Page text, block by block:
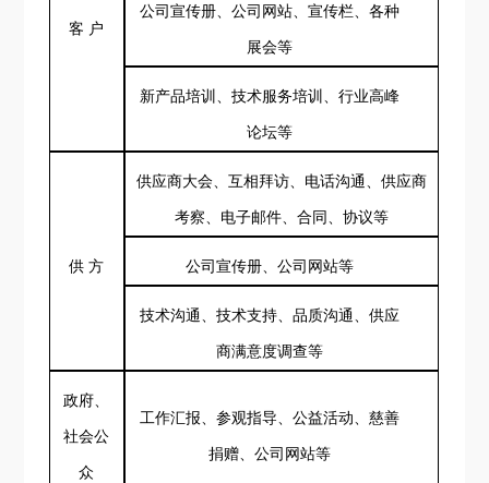
客 户
公司宣传册、公司网站、宣传栏、各种
展会等
新产品培训、技术服务培训、行业高峰
论坛等
供 方
供应商大会、互相拜访、电话沟通、供应商
考察、电子邮件、合同、协议等
公司宣传册、公司网站等
技术沟通、技术支持、品质沟通 、供应
商满意度调查等
政府、
社会公
众
工作汇报、参观指导、公益活动、慈善
捐赠、公司网站等